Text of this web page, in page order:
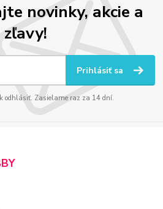
novinky, akcie a
zľavy!
Prihlásiť sa
odhlásiť. Zasielame raz za 14 dní.